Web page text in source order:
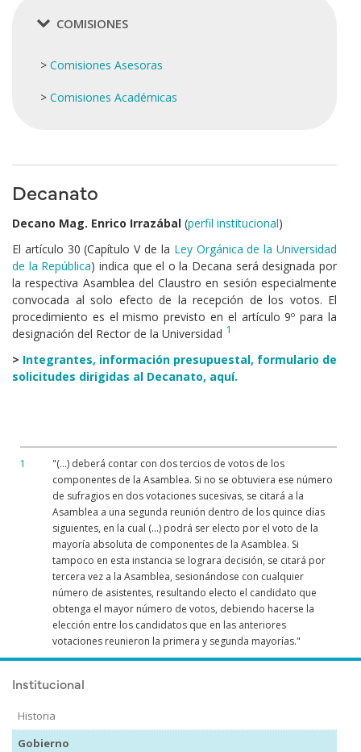
Institucional
Historia
Gobierno
COMISIONES
> Comisiones Asesoras
> Comisiones Académicas
Decanato
Decano Mag. Enrico Irrazábal (perfil institucional)
El artículo 30 (Capítulo V de la Ley Orgánica de la Universidad
de la República) indica que el o la Decana será designada por
la respectiva Asamblea del Claustro en sesión especialmente
convocada al solo efecto de la recepción de los votos. El
procedimiento es el mismo previsto en el artículo 9º para la
designación del Rector de la Universidad 1
> Integrantes, información presupuestal, formulario de
solicitudes dirigidas al Decanato, aquí.
1
"(...) deberá contar con dos tercios de votos de los
componentes de la Asamblea. Si no se obtuviera ese número
de sufragios en dos votaciones sucesivas, se citará a la
Asamblea a una segunda reunión dentro de los quince días
siguientes, en la cual (...) podrá ser electo por el voto de la
mayoría absoluta de componentes de la Asamblea. Si
tampoco en esta instancia se lograra decisión, se citará por
tercera vez a la Asamblea, sesionándose con cualquier
número de asistentes, resultando electo el candidato que
obtenga el mayor número de votos, debiendo hacerse la
elección entre los candidatos que en las anteriores
votaciones reunieron la primera y segunda mayorías."